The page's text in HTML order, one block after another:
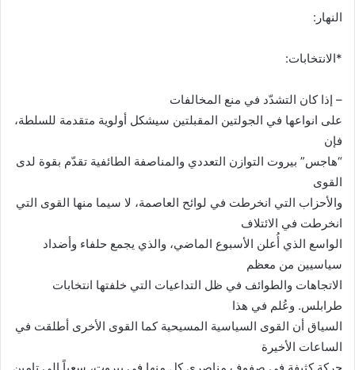
النهار:
*الانتخابات:
– إذا كان التشدّد في منع المخالفات
على انواعها في الجولتين المقبلتين سيشكل أولوية متقدمة للسلطة،
فإن
“هاجس” بيروت التوازن التعددي والمناصفة الطائفية تقدّم بقوة لدى
القوى
والأحزاب التي انخرطت في لوائح العاصمة، لا سيما منها القوى التي
انخرطت في الائتلاف
الواسع الذي أُعلن الأسبوع الماضي، والذي يجمع حلفاء وأضداد
سياسيين من معظم
الاتجاهات والطوائف في ظل التداعيات التي خلفتها انتخابات
طرابلس. وعُلم في هذا
السياق أن القوى السياسية المسيحية كما القوى الأخرى أطلقت في
الساعات الأخيرة